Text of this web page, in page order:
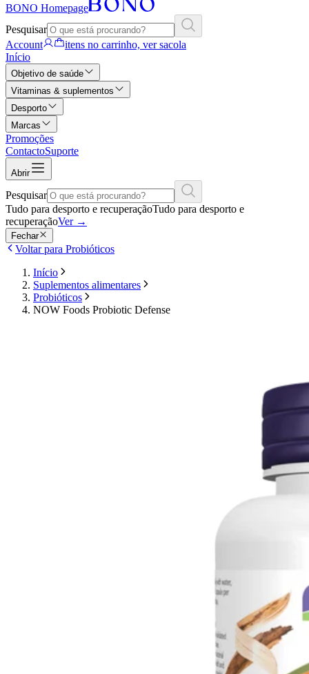
BONO Homepage
Pesquisar
Account
itens no carrinho, ver sacola
Início
Objetivo de saúde
Vitaminas & suplementos
Desporto
Marcas
Promoções
ContactoSuporte
Abrir
Pesquisar
Tudo para desporto e recuperaçãoTudo para desporto e
recuperaçãoVer →
Fechar
Voltar para Probióticos
Início
Suplementos alimentares
Probióticos
NOW Foods Probiotic Defense